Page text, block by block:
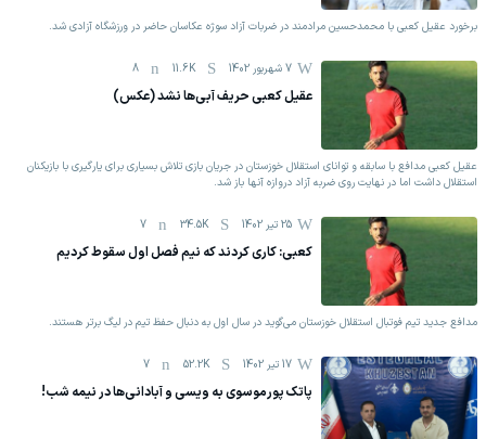
برخورد عقیل کعبی با محمدحسین مرادمند در ضربات آزاد سوژه عکاسان حاضر در ورزشگاه آزادی شد.
7 شهریور 1402 11.6K
8
عقیل کعبی حریف آبی‌ها نشد (عکس)
عقیل کعبی مدافع با سابقه و توانای استقلال خوزستان در جریان بازی تلاش بسیاری برای یارگیری با بازیکنان
استقلال داشت اما در نهایت روی ضربه آزاد دروازه آنها باز شد.
25 تیر 1402 34.5K
7
کعبی: کاری کردند که نیم فصل اول سقوط کردیم
مدافع جدید تیم فوتبال استقلال خوزستان می‌گوید در سال اول به دنبال حفظ تیم در لیگ برتر هستند.
17 تیر 1402 52.2K
7
پاتک پورموسوی به ویسی و آبادانی‌ها در نیمه شب!